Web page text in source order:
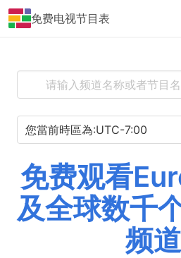
免费电视节目表
免费观看
及全球数千
频